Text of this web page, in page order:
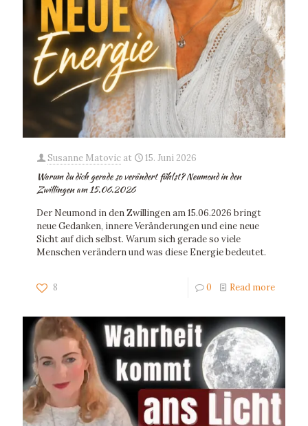
Susanne Matovic at 15. Juni 2026
Warum du dich gerade so verändert fühlst? Neumond in den
Zwillingen am 15.06.2026
Der Neumond in den Zwillingen am 15.06.2026 bringt
neue Gedanken, innere Veränderungen und eine neue
Sicht auf dich selbst. Warum sich gerade so viele
Menschen verändern und was diese Energie bedeutet.
8 0 Read more